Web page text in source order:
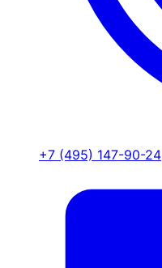
+7 (495) 147-90-24